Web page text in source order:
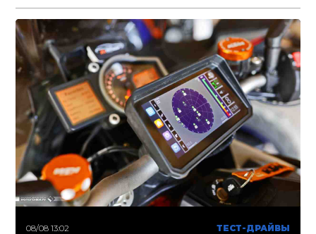
08/08 13:02 ТЕСТ-ДРАЙВЫ